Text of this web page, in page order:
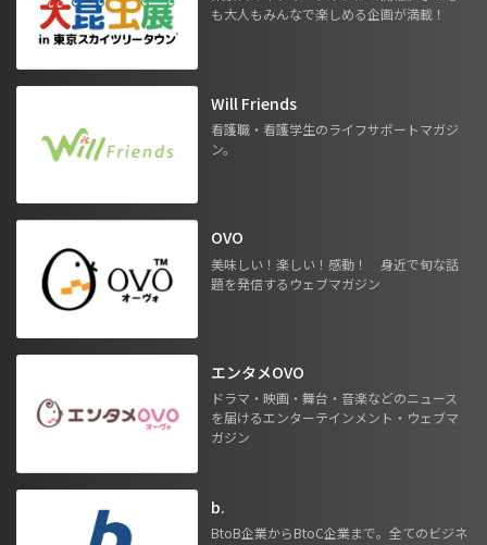
も大人もみんなで楽しめる企画が満載！
Will Friends
看護職・看護学生のライフサポートマガジ
ン。
OVO
美味しい！楽しい！感動！ 身近で旬な話
題を発信するウェブマガジン
エンタメOVO
ドラマ・映画・舞台・音楽などのニュース
を届けるエンターテインメント・ウェブマ
ガジン
b.
BtoB企業からBtoC企業まで。全てのビジネ